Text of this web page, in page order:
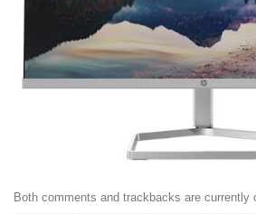
Both comments and trackbacks are currently